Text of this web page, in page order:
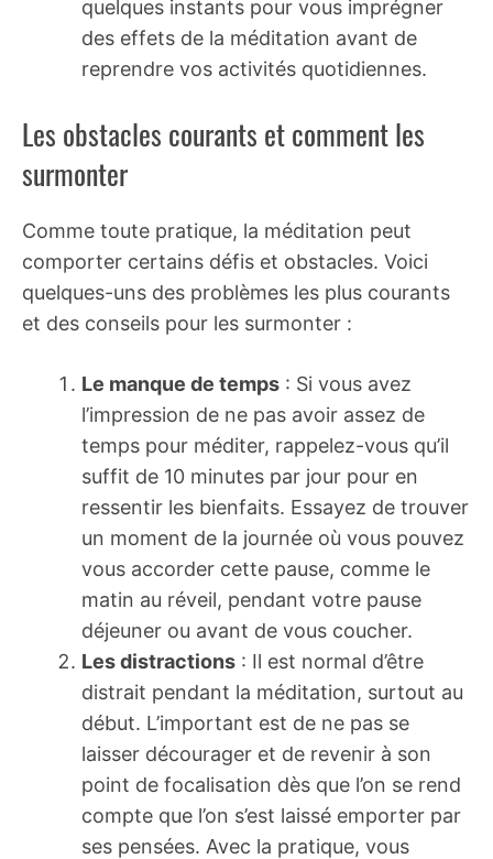
quelques instants pour vous imprégner
des effets de la méditation avant de
reprendre vos activités quotidiennes.
Les obstacles courants et comment les
surmonter
Comme toute pratique, la méditation peut
comporter certains défis et obstacles. Voici
quelques-uns des problèmes les plus courants
et des conseils pour les surmonter :
Le manque de temps : Si vous avez
l’impression de ne pas avoir assez de
temps pour méditer, rappelez-vous qu’il
suffit de 10 minutes par jour pour en
ressentir les bienfaits. Essayez de trouver
un moment de la journée où vous pouvez
vous accorder cette pause, comme le
matin au réveil, pendant votre pause
déjeuner ou avant de vous coucher.
Les distractions : Il est normal d’être
distrait pendant la méditation, surtout au
début. L’important est de ne pas se
laisser décourager et de revenir à son
point de focalisation dès que l’on se rend
compte que l’on s’est laissé emporter par
ses pensées. Avec la pratique, vous